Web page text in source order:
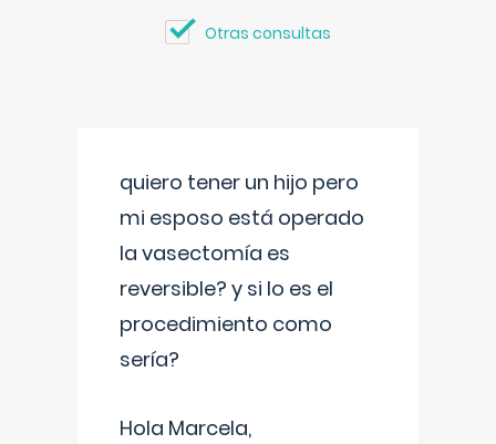
Otras consultas
quiero tener un hijo pero
mi esposo está operado
la vasectomía es
reversible? y si lo es el
procedimiento como
sería?
Hola Marcela,